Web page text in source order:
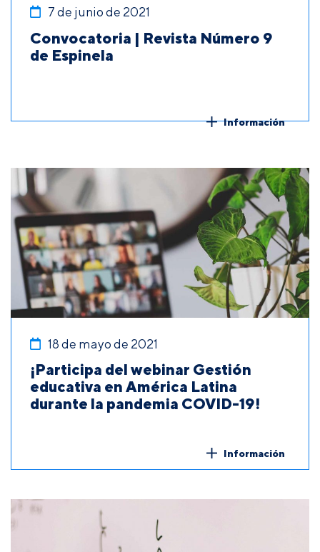
7 de junio de 2021
Convocatoria | Revista Número 9
de Espinela
Información
18 de mayo de 2021
¡Participa del webinar Gestión
educativa en América Latina
durante la pandemia COVID-19!
Información